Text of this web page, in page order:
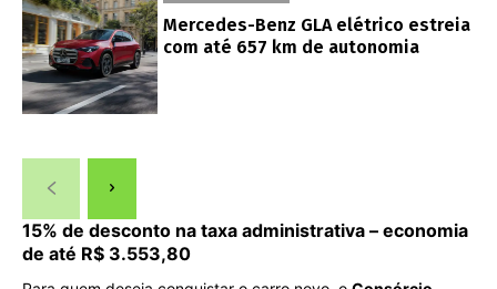
Mercedes-Benz GLA elétrico estreia
com até 657 km de autonomia
15% de desconto na taxa administrativa – economia
de até R$ 3.553,80